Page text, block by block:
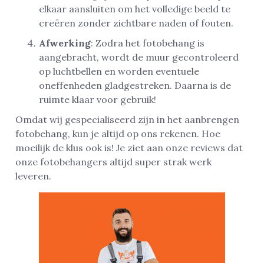
elkaar aansluiten om het volledige beeld te
creëren zonder zichtbare naden of fouten.
Afwerking: Zodra het fotobehang is
aangebracht, wordt de muur gecontroleerd
op luchtbellen en worden eventuele
oneffenheden gladgestreken. Daarna is de
ruimte klaar voor gebruik!
Omdat wij gespecialiseerd zijn in het aanbrengen
fotobehang, kun je altijd op ons rekenen. Hoe
moeilijk de klus ook is! Je ziet aan onze reviews dat
onze fotobehangers altijd super strak werk
leveren.